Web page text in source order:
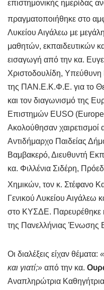
επιστημονικής ημερίδας
πραγματοποιήθηκε στο
Λυκείου Αιγάλεω με
μαθητών, εκπαιδευτικών
εισαγωγή από την κα.
Χριστοδουλίδη,
της ΠΑΝ.Ε.Κ.Φ.Ε. για το
και τον διαγωνισμό της
Επιστημών EUSO
Ακολούθησαν χαιρετισμοί
Αντιδήμαρχο Παιδείας
Βαμβακερό, Διευθυντή
κα. Φιλλένια Σιδέρη,
Χημικών, τον κ. Στέφανο
Γενικού Λυκείου Αιγάλεω
στο ΚΥΣΔΕ. Παρευρέθηκε
της Πανελλήνιας Ένωσης
Οι διαλέξεις είχαν θέματα:
και γιατί;» από την κα.
Αναπληρώτρια